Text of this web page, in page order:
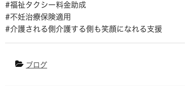
#福祉タクシー料金助成
#不妊治療保険適用
#介護される側介護する側も笑顔になれる支援
ブログ